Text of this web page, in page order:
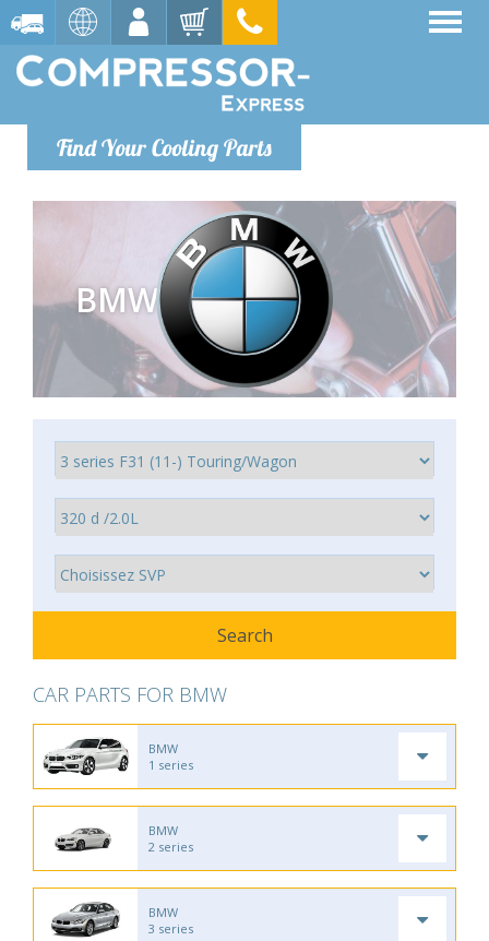
Find Your Cooling Parts
BMW
CAR PARTS FOR BMW
BMW
1 series
BMW
2 series
BMW
3 series